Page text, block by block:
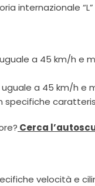
internazionale
a 45 km/h e
a 45 km/h e
specifiche
Cerca
velocità e